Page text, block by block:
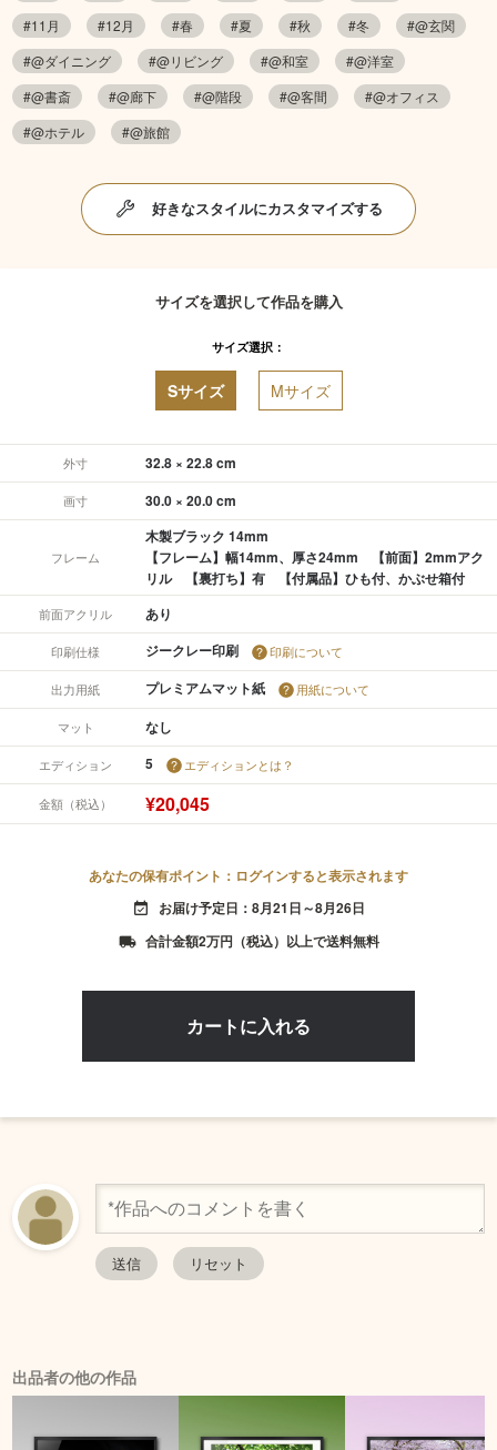
#11月
#12月 #春 #夏 #秋 #冬
#@玄関
#@ダイニング
#@リビング #@和室
#@洋室
#@書斎
#@廊下 #@階段 #@客間
#@オフィス
#@ホテル
#@旅館
好きなスタイルにカスタマイズする
サイズを選択して作品を購入
サイズ選択：
Sサイズ Mサイズ
外寸 32.8 × 22.8 cm
画寸 30.0 × 20.0 cm
フレーム
木製ブラック 14mm
【フレーム】幅14mm、厚さ24mm 【前面】2mmアク
リル 【裏打ち】有 【付属品】ひも付、かぶせ箱付
前面アクリル あり
印刷仕様 ジークレー印刷 印刷について
出力用紙 プレミアムマット紙 用紙について
マット なし
エディション 5 エディションとは？
金額（税込） ¥20,045
あなたの保有ポイント：ログインすると表示されます
event_available お届け予定日：8月21日～8月26日
local_shipping 合計金額2万円（税込）以上で送料無料
出品者の他の作品